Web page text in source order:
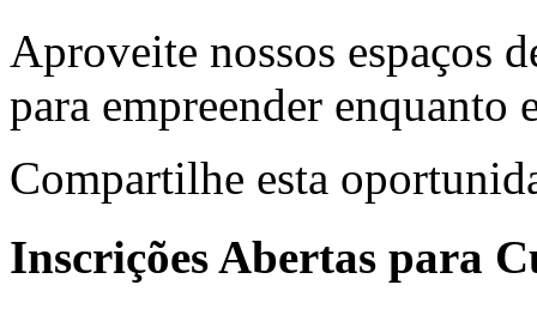
Aproveite nossos espaços
para empreender enquanto
Compartilhe esta
Inscrições Abertas para